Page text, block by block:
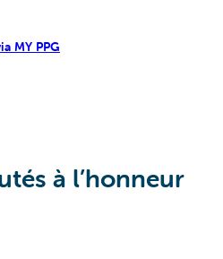
MY PPG
à l’honneur